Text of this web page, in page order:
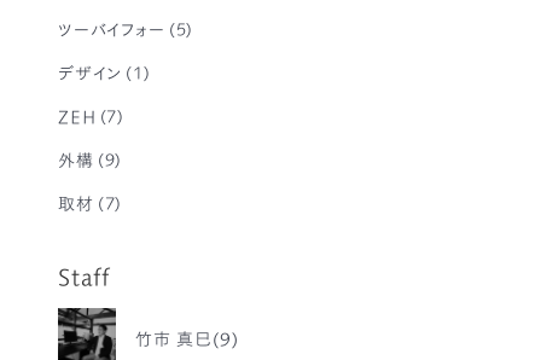
ツーバイフォー (5)
デザイン (1)
ZEH (7)
外構 (9)
取材 (7)
Staff
竹市 真巳(9)